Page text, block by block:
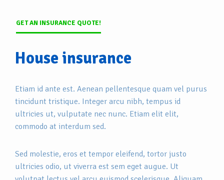
GET AN INSURANCE QUOTE!
House insurance
Etiam id ante est. Aenean pellentesque quam vel purus
tincidunt tristique. Integer arcu nibh, tempus id
ultricies ut, vulputate nec nunc. Etiam elit elit,
commodo at interdum sed.
Sed molestie, eros et tempor eleifend, tortor justo
ultricies odio, ut viverra est sem eget augue. Ut